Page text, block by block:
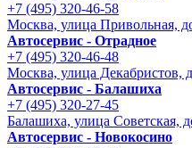
+7 (495) 320-46-58
Москва, улица Привольная,
Автосервис - Отрадное
+7 (495) 320-46-48
Москва, улица Декабристов,
Автосервис - Балашиха
+7 (495) 320-27-45
Балашиха, улица Советская,
Автосервис - Новокосино